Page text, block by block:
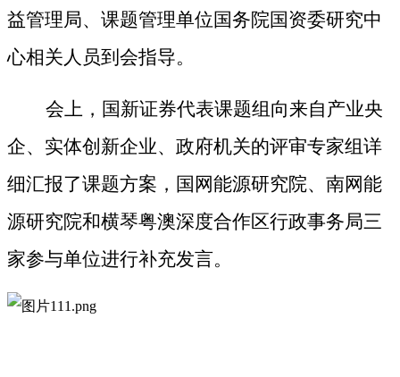
益管理局、课题管理单位国务院国资委研究中
心相关人员到会指导。
会上，国新证券代表课题组向来自产业央
企、实体创新企业、政府机关的评审专家组详
细汇报了课题方案，国网能源研究院、南网能
源研究院和横琴粤澳深度合作区行政事务局三
家参与单位进行补充发言。